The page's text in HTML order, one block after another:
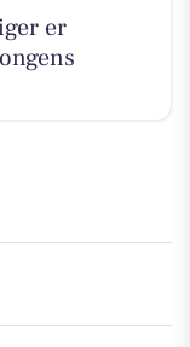
er